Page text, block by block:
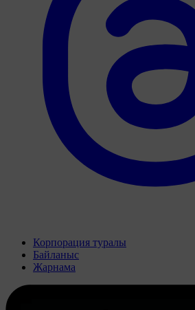
Корпорация туралы
Байланыс
Жарнама